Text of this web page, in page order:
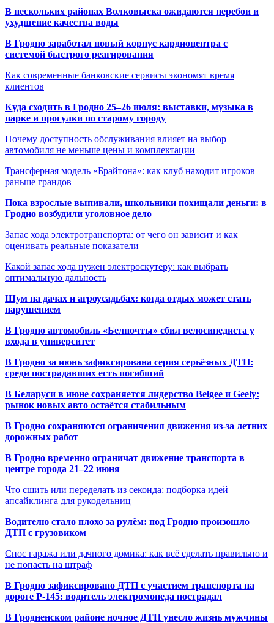
В нескольких районах Волковыска ожидаются перебои и
ухудшение качества воды
В Гродно заработал новый корпус кардиоцентра с
системой быстрого реагирования
Как современные банковские сервисы экономят время
клиентов
Куда сходить в Гродно 25–26 июля: выставки, музыка в
парке и прогулки по старому городу
Почему доступность обслуживания влияет на выбор
автомобиля не меньше цены и комплектации
Трансферная модель «Брайтона»: как клуб находит игроков
раньше грандов
Пока взрослые выпивали, школьники похищали деньги: в
Гродно возбудили уголовное дело
Запас хода электротранспорта: от чего он зависит и как
оценивать реальные показатели
Какой запас хода нужен электроскутеру: как выбрать
оптимальную дальность
Шум на дачах и агроусадьбах: когда отдых может стать
нарушением
В Гродно автомобиль «Белпочты» сбил велосипедиста у
входа в университет
В Гродно за июнь зафиксирована серия серьёзных ДТП:
среди пострадавших есть погибший
В Беларуси в июне сохраняется лидерство Belgee и Geely:
рынок новых авто остаётся стабильным
В Гродно сохраняются ограничения движения из-за летних
дорожных работ
В Гродно временно ограничат движение транспорта в
центре города 21–22 июня
Что сшить или переделать из секонда: подборка идей
апсайклинга для рукодельниц
Водителю стало плохо за рулём: под Гродно произошло
ДТП с грузовиком
Снос гаража или дачного домика: как всё сделать правильно и
не попасть на штраф
В Гродно зафиксировано ДТП с участием транспорта на
дороге Р-145: водитель электромопеда пострадал
В Гродненском районе ночное ДТП унесло жизнь мужчины